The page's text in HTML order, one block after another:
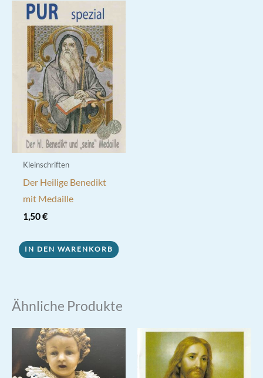
Kleinschriften
Der Heilige Benedikt
mit Medaille
1,50€
IN DEN WARENKORB
Ähnliche Produkte